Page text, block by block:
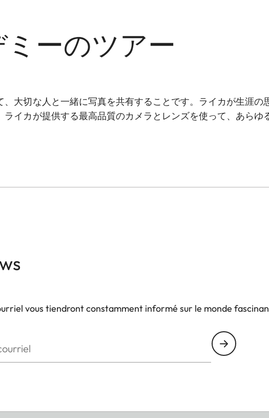
ーのツアー
大切な人と一緒に写真を共有することです。ライカが生涯の
イカが提供する最高品質のカメラとレンズを使って、あらゆ
vous tiendront constamment informé sur le monde